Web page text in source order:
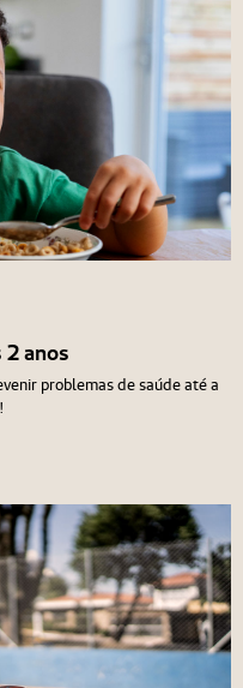
2 anos
problemas de saúde até a